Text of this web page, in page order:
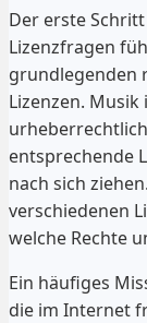
Der erste
Lizenzfragen
grundlegenden
Lizenzen. Musik
entsprechende
nach sich
verschiedenen
welche Rechte
Ein häufiges
die im Internet